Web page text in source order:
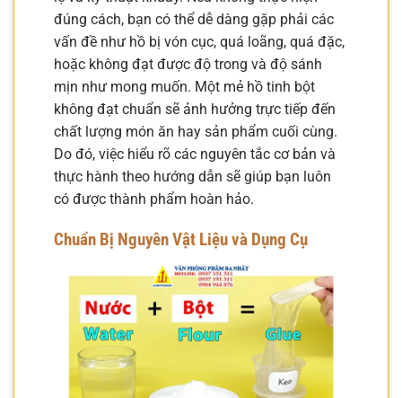
đúng cách, bạn có thể dễ dàng gặp phải các
vấn đề như hồ bị vón cục, quá loãng, quá đặc,
hoặc không đạt được độ trong và độ sánh
mịn như mong muốn. Một mẻ hồ tinh bột
không đạt chuẩn sẽ ảnh hưởng trực tiếp đến
chất lượng món ăn hay sản phẩm cuối cùng.
Do đó, việc hiểu rõ các nguyên tắc cơ bản và
thực hành theo hướng dẫn sẽ giúp bạn luôn
có được thành phẩm hoàn hảo.
Chuẩn Bị Nguyên Vật Liệu và Dụng Cụ